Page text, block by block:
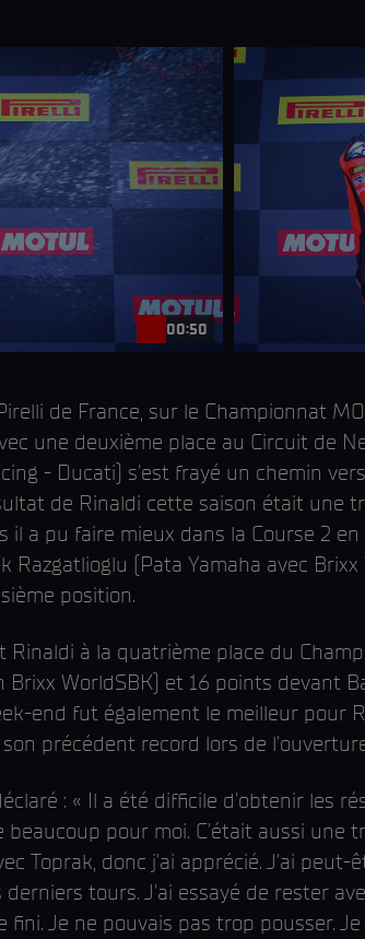
00:50
de France, sur le Championnat
une deuxième place au Circuit de
- Ducati) s'est frayé un chemin
de Rinaldi cette saison était une
il a pu faire mieux dans la Course 2
(Pata Yamaha avec
position.
à la quatrième place du
WorldSBK) et 16 points devant
end fut également le meilleur pour
précédent record lors de
: « Il a été difficile d'obtenir les
pour moi. C'était aussi une
Toprak, donc j'ai apprécié. J'ai
tours. J'ai essayé de rester
Je ne pouvais pas trop pousser.